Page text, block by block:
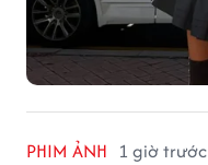
PHIM ẢNH 1 giờ trước